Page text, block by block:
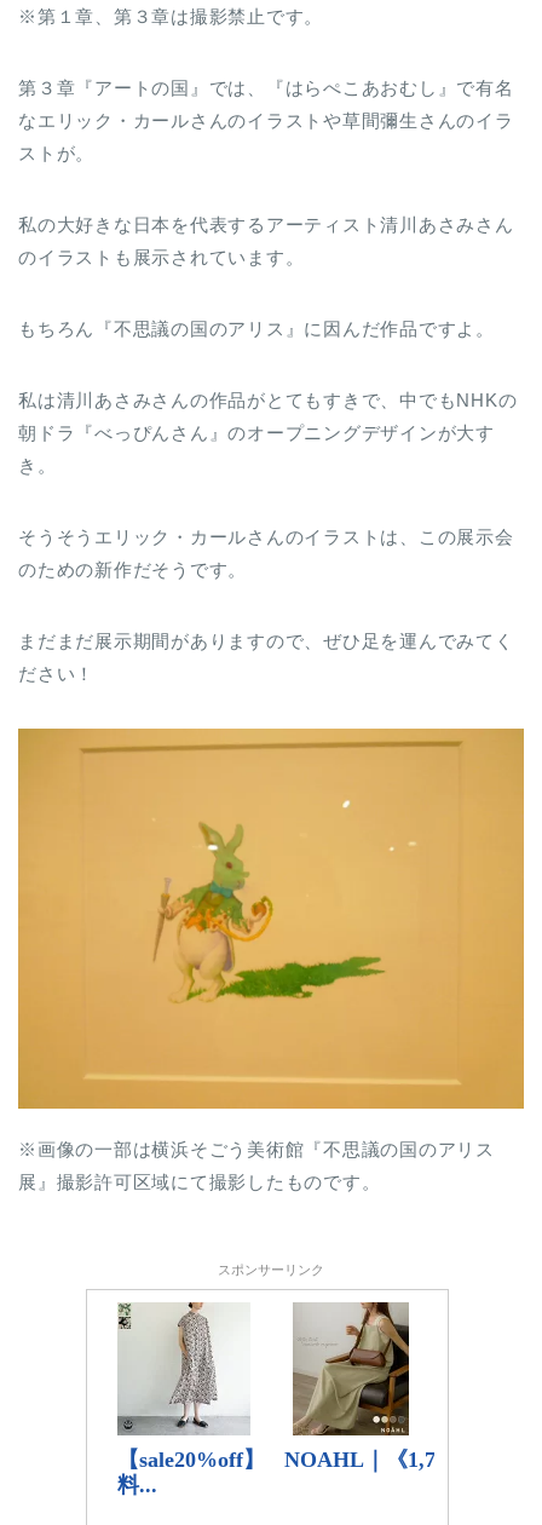
※第１章、第３章は撮影禁止です。
第３章『アートの国』では、『はらぺこあおむし』で有名
なエリック・カールさんのイラストや草間彌生さんのイラ
ストが。
私の大好きな日本を代表するアーティスト清川あさみさん
のイラストも展示されています。
もちろん『不思議の国のアリス』に因んだ作品ですよ。
私は清川あさみさんの作品がとてもすきで、中でもNHKの
朝ドラ『べっぴんさん』のオープニングデザインが大す
き。
そうそうエリック・カールさんのイラストは、この展示会
のための新作だそうです。
まだまだ展示期間がありますので、ぜひ足を運んでみてく
ださい！
※画像の一部は横浜そごう美術館『不思議の国のアリス
展』撮影許可区域にて撮影したものです。
スポンサーリンク